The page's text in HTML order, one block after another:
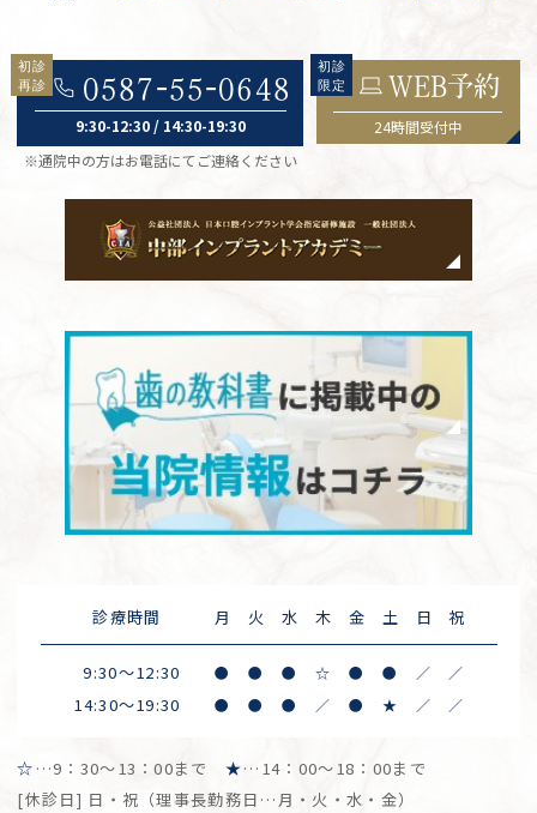
0587-55-0648
9:30-12:30 / 14:30-19:30
※通院中の方はお電話にてご連絡ください
WEB予約
24時間受付中
診療時間 月 火 水 木 金 土 日 祝
9:30～12:30 ● ● ● ☆ ● ● ／ ／
14:30～19:30 ● ● ● ／ ● ★ ／ ／
☆ …9：30～13：00まで★…14：00～18：00まで
[休診日] 日・祝（理事長勤務日…月・火・水・金）